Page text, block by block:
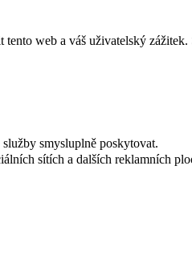
web a váš uživatelský
smysluplně poskytovat.
sítích a dalších reklamních